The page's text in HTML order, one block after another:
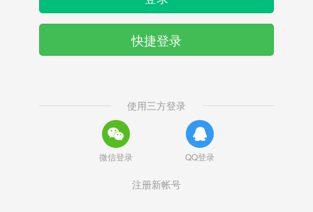
快捷登录
使用三方登录
微信登录 QQ登录
注册新帐号